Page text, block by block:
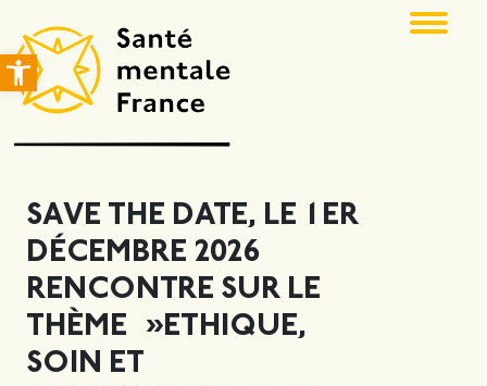
Ouvrir la barre d’outils
SAVE THE DATE, LE 1ER
DÉCEMBRE 2026
RENCONTRE SUR LE
THÈME »ETHIQUE,
SOIN ET